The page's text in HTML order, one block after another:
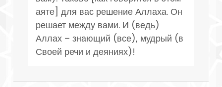
аяте] для вас решение Аллаха. Он
решает между вами. И (ведь)
Аллах – знающий (все), мудрый (в
Своей речи и деяниях)!